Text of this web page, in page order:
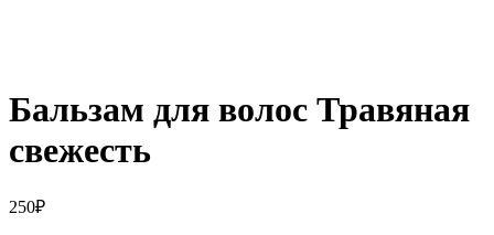
Бальзам для волос Травяная
свежесть
250₽